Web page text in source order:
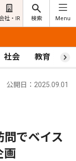
社・IR 検索 Menu
社会 教育 ス
公開日：2025.09.01
でベイス
画